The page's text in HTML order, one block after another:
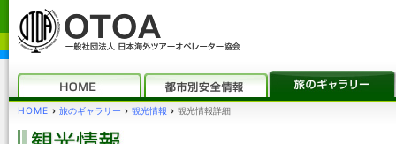
HOME › 旅のギャラリー › 観光情報 › 観光情報詳細